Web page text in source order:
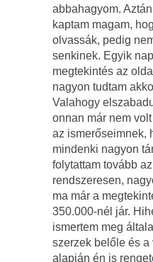
abbahagyom.
kaptam magam,
olvassák, pedig
senkinek. Egyik
megtekintés az
nagyon tudtam
Valahogy
onnan már nem
az ismerőseimnek,
mindenki nagyon
folytattam tovább
rendszeresen,
ma már a
350.000-nél jár.
ismertem meg
szerzek belőle és
alapján én is